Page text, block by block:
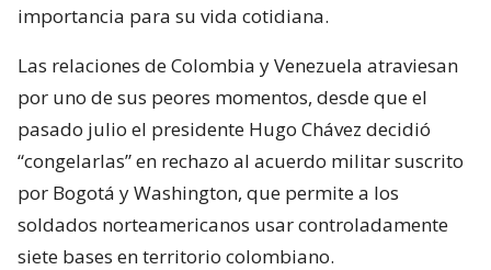
importancia para su vida cotidiana.
Las relaciones de Colombia y Venezuela atraviesan
por uno de sus peores momentos, desde que el
pasado julio el presidente Hugo Chávez decidió
“congelarlas” en rechazo al acuerdo militar suscrito
por Bogotá y Washington, que permite a los
soldados norteamericanos usar controladamente
siete bases en territorio colombiano.